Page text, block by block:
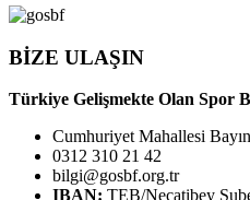
BİZE ULAŞIN
Türkiye Gelişmekte Olan Spor
Cumhuriyet Mahallesi
0312 310 21 42
bilgi@gosbf.org.tr
IBAN: TEB/Necatibey